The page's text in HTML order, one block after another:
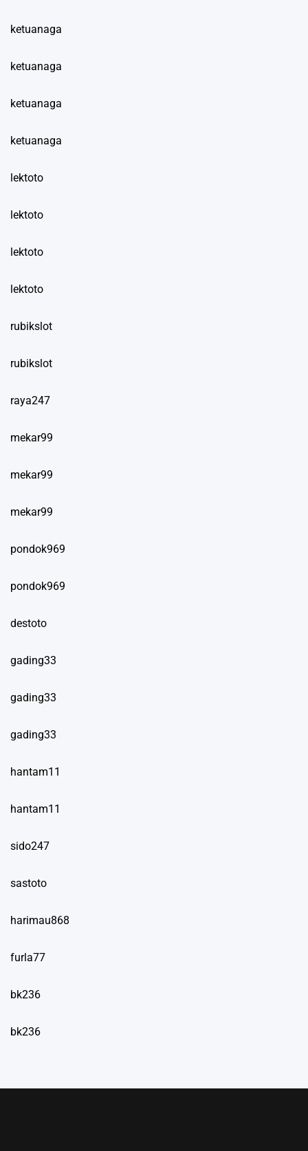
ketuanaga
ketuanaga
ketuanaga
ketuanaga
lektoto
lektoto
lektoto
lektoto
rubikslot
rubikslot
raya247
mekar99
mekar99
mekar99
pondok969
pondok969
destoto
gading33
gading33
gading33
hantam11
hantam11
sido247
sastoto
harimau868
furla77
bk236
bk236